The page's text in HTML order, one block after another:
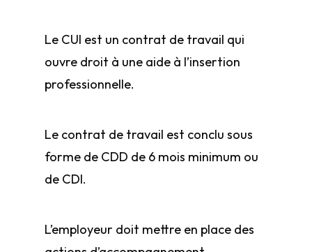
Le CUI est un contrat de travail qui
ouvre droit à une aide à l’insertion
professionnelle.
Le contrat de travail est conclu sous
forme de CDD de 6 mois minimum ou
de CDI.
L’employeur doit mettre en place des